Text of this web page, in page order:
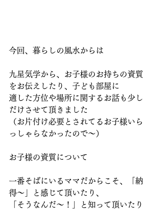
今回、暮らしの風水からは
九星気学から、お子様のお持ちの資質
をお伝えしたり、子ども部屋に
適した方位や場所に関するお話も少し
だけさせて頂きました
（お片付け必要とされてるお子様いら
っしゃらなかったので～）
お子様の資質について
一番そばにいるママだからこそ、「納
得～」と感じて頂いたり、
「そうなんだ～！」と知って頂いたり